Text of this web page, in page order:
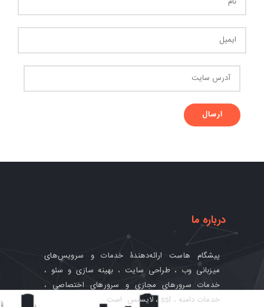
درباره ما
پیشگام‌ هاست ارائه‌دهندۀ خدمات و سرویس‌های
میزبانی وب ، طراحی سایت ، بهینه سازی و سئو ،
خدمات سرورهای مجازی و سرورهای اختصاصی ،
خدمات دامنه ، ssl ، لایسنس است.